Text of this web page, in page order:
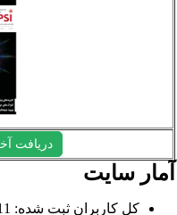
دریافت
سایت
کل کاربران ثبت شده: 2011 کاربر